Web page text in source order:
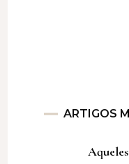
ARTIGOS